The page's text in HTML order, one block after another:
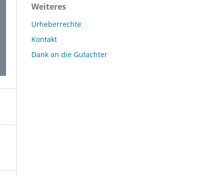
Weiteres
Urheberrechte
Kontakt
Dank an die Gutachter